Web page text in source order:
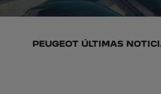
PEUGEOT ÚLTIMAS